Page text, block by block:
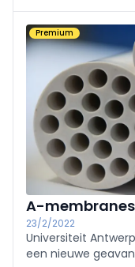
installatie zou
goedkoop en
Premium
A-membranes
23/2/2022
Universiteit
een nieuwe